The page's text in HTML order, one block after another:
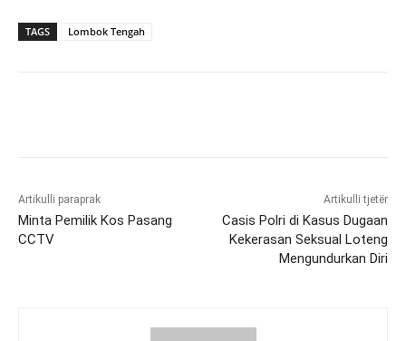
TAGS Lombok Tengah
Artikulli paraprak
Minta Pemilik Kos Pasang
CCTV
Artikulli tjetër
Casis Polri di Kasus Dugaan
Kekerasan Seksual Loteng
Mengundurkan Diri